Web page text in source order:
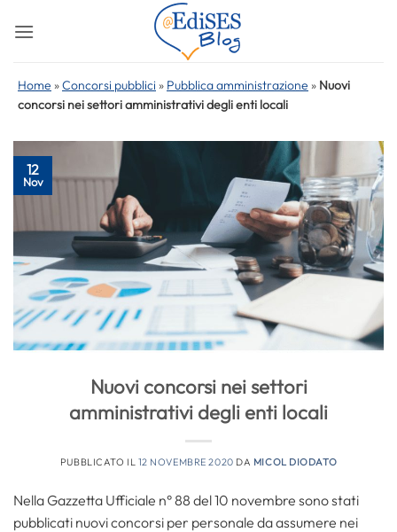
Home »Concorsi pubblici » Pubblica amministrazione » Nuovi
concorsi nei settori amministrativi degli enti locali
12
Nov
Nuovi concorsi nei settori
amministrativi degli enti locali
PUBBLICATO IL 12 NOVEMBRE 2020 DA MICOL DIODATO
Nella Gazzetta Ufficiale n° 88 del 10 novembre sono stati
pubblicati nuovi concorsi per personale da assumere nei